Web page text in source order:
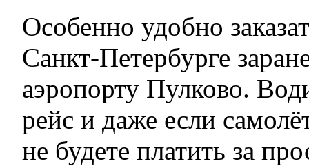
Особенно удобно
Санкт-Петербурге
аэропорту Пулково.
рейс и даже если
не будете платить за